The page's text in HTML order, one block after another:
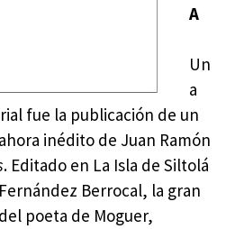
A
Un
a
fue la publicación de un
inédito de Juan Ramón
. Editado en La Isla de Siltolá
Berrocal, la gran
poeta de Moguer,